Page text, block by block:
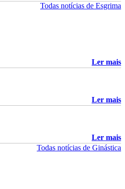
Todas notícias de Esgrima
Ler mais
Ler mais
Ler mais
Todas notícias de Ginástica